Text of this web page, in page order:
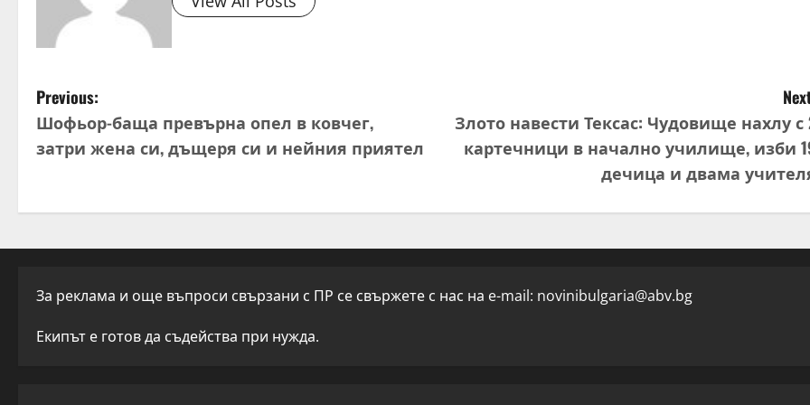
P
o
t
n
a
v
Previous:
Шофьор-баща превърна опел в ковчег,
затри жена си, дъщеря си и нейния приятел
Злото навести Тексас: Чудовище нахлу с
картечници в начално училище, изби
дечица и двама
За реклама и още въпроси свързани с ПР се свържете с нас на e-mail: novinibulgaria@abv.bg
Екипът е готов да съдейства при нужда.